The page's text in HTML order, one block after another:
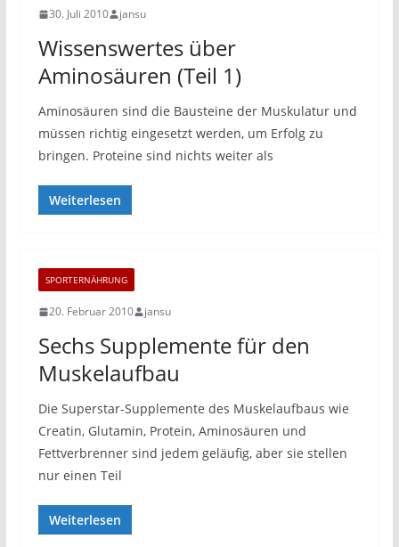
30. Juli 2010 jansu
Wissenswertes über
Aminosäuren (Teil 1)
Aminosäuren sind die Bausteine der Muskulatur und
müssen richtig eingesetzt werden, um Erfolg zu
bringen. Proteine sind nichts weiter als
Weiterlesen
SPORTERNÄHRUNG
20. Februar 2010 jansu
Sechs Supplemente für den
Muskelaufbau
Die Superstar-Supplemente des Muskelaufbaus wie
Creatin, Glutamin, Protein, Aminosäuren und
Fettverbrenner sind jedem geläufig, aber sie stellen
nur einen Teil
Weiterlesen